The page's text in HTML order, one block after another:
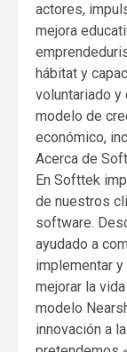
actores,
mejora
hábitat y
voluntariado y
modelo de
económico,
Acerca de
En Softtek
de nuestros
software.
ayudado a
implementar
mejorar la
modelo
innovación a